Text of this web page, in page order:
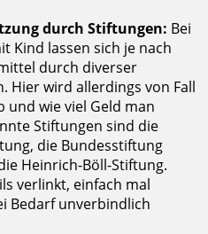
durch Stiftungen: Bei
Kind lassen sich je nach
durch diverser
Hier wird allerdings von Fall
und wie viel Geld man
Stiftungen sind die
die Bundesstiftung
Heinrich-Böll-Stiftung.
verlinkt, einfach mal
Bedarf unverbindlich